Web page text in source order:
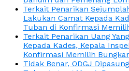
Terkait Penarikan
Lakukan Camat Kepada
Tuban di Konfirmasi
Terkait Penarikan Uang
Kepada Kades, Kepala
Konfirmasi Memilih
Tidak Benar, ODGJ